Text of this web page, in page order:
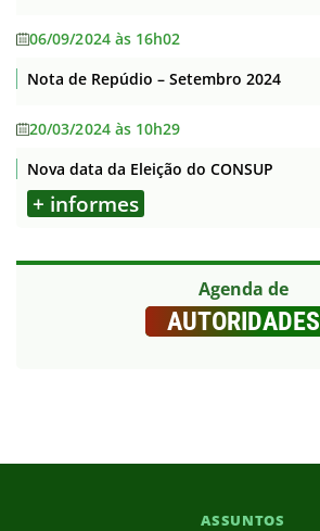
06/09/2024 às 16h02
Nota de Repúdio – Setembro 2024
20/03/2024 às 10h29
Nova data da Eleição do CONSUP
+ informes
Agenda de
AUTORIDADES
ASSUNTOS